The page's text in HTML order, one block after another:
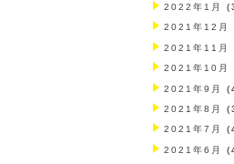
2022年1月
2021年12月
2021年11月
2021年10月
2021年9月
2021年8月
2021年7月
2021年6月